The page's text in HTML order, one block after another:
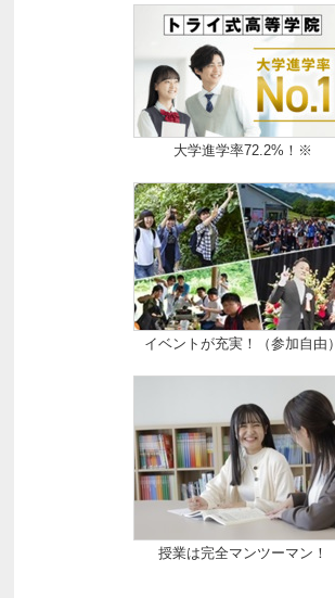
大学進学率72.2%！※
イベントが充実！（参加自由）
授業は完全マンツーマン！